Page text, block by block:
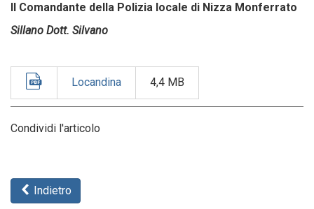
Il Comandante della Polizia locale di Nizza Monferrato
Sillano Dott. Silvano
Locandina 4,4 MB
Condividi l'articolo
Indietro